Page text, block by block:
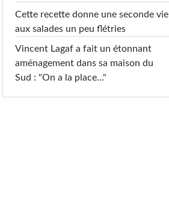
Cette recette donne une seconde vie
aux salades un peu flétries
Vincent Lagaf a fait un étonnant
aménagement dans sa maison du
Sud : "On a la place..."